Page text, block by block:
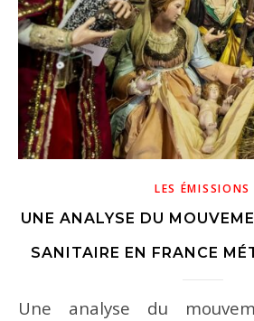
LES ÉMISSIONS
UNE ANALYSE DU
SANITAIRE EN FRANCE
Une analyse du mouvement anti-passe